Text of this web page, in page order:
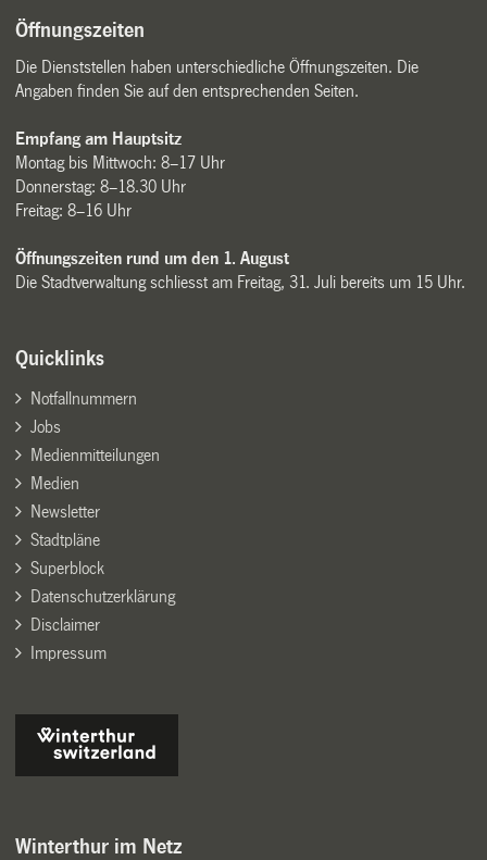
Öffnungszeiten
Die Dienststellen haben unterschiedliche Öffnungszeiten. Die
Angaben finden Sie auf den entsprechenden Seiten.
Empfang am Hauptsitz
Montag bis Mittwoch: 8–17 Uhr
Donnerstag: 8–18.30 Uhr
Freitag: 8–16 Uhr
Öffnungszeiten rund um den 1. August
Die Stadtverwaltung schliesst am Freitag, 31. Juli bereits um 15 Uhr.
Quicklinks
Notfallnummern
Jobs
Medienmitteilungen
Medien
Newsletter
Stadtpläne
Superblock
Datenschutzerklärung
Disclaimer
Impressum
Winterthur im Netz